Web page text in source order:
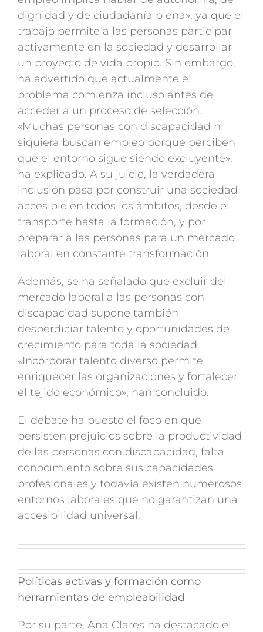
dignidad y de ciudadanía plena», ya que el
trabajo permite a las personas participar
activamente en la sociedad y desarrollar
un proyecto de vida propio. Sin embargo,
ha advertido que actualmente el
problema comienza incluso antes de
acceder a un proceso de selección.
«Muchas personas con discapacidad ni
siquiera buscan empleo porque perciben
que el entorno sigue siendo excluyente»,
ha explicado. A su juicio, la verdadera
inclusión pasa por construir una sociedad
accesible en todos los ámbitos, desde el
transporte hasta la formación, y por
preparar a las personas para un mercado
laboral en constante transformación.
Además, se ha señalado que excluir del
mercado laboral a las personas con
discapacidad supone también
desperdiciar talento y oportunidades de
crecimiento para toda la sociedad.
«Incorporar talento diverso permite
enriquecer las organizaciones y fortalecer
el tejido económico», han concluido.
El debate ha puesto el foco en que
persisten prejuicios sobre la productividad
de las personas con discapacidad, falta
conocimiento sobre sus capacidades
profesionales y todavía existen numerosos
entornos laborales que no garantizan una
accesibilidad universal.
Políticas activas y formación como
herramientas de empleabilidad
Por su parte, Ana Clares ha destacado el